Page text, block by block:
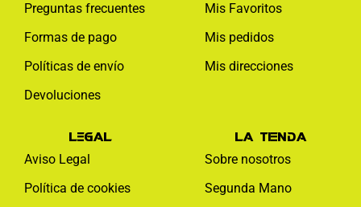
Preguntas frecuentes
Formas de pago
Políticas de envío
Devoluciones
Mis Favoritos
Mis pedidos
Mis direcciones
Legal
Aviso Legal
Política de cookies
La tienda
Sobre nosotros
Segunda Mano